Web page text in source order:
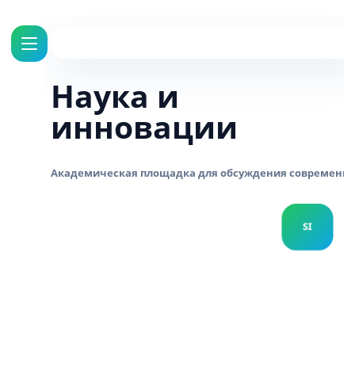
Наука и
инновации